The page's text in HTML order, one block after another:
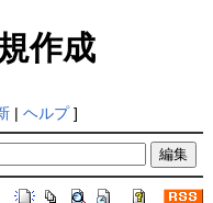
作成
| ヘルプ]